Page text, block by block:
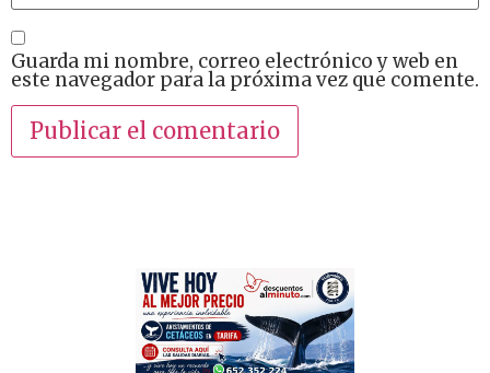
Guarda mi nombre, correo electrónico y web en
este navegador para la próxima vez que comente.